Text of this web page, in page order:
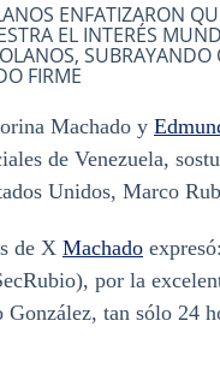
ENFATIZARON
EL INTERÉS
FIRME
Machado y
de Venezuela,
Unidos, Marco
de X Machado
por la
tan sólo 24